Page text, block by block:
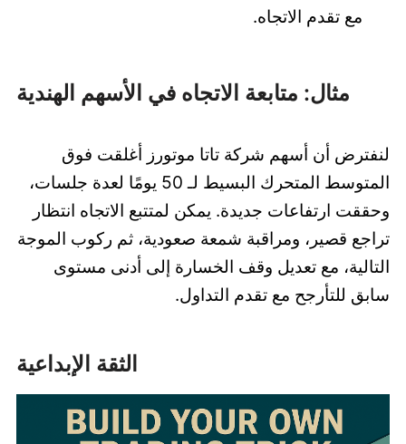
مع تقدم الاتجاه.
مثال: متابعة الاتجاه في الأسهم الهندية
لنفترض أن أسهم شركة تاتا موتورز أغلقت فوق
المتوسط المتحرك البسيط لـ 50 يومًا لعدة جلسات،
وحققت ارتفاعات جديدة. يمكن لمتتبع الاتجاه انتظار
تراجع قصير، ومراقبة شمعة صعودية، ثم ركوب الموجة
التالية، مع تعديل وقف الخسارة إلى أدنى مستوى
سابق للتأرجح مع تقدم التداول.
الثقة الإبداعية